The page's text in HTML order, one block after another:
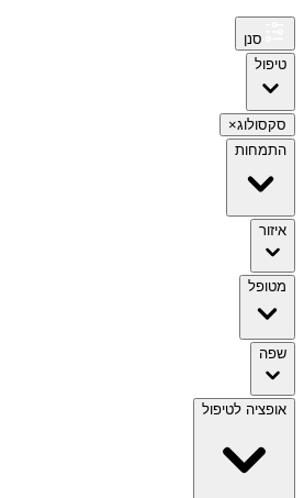
סנן
טיפול
סקסולוג×
התמחות
איזור
מטופל
שפה
אופציה לטיפול